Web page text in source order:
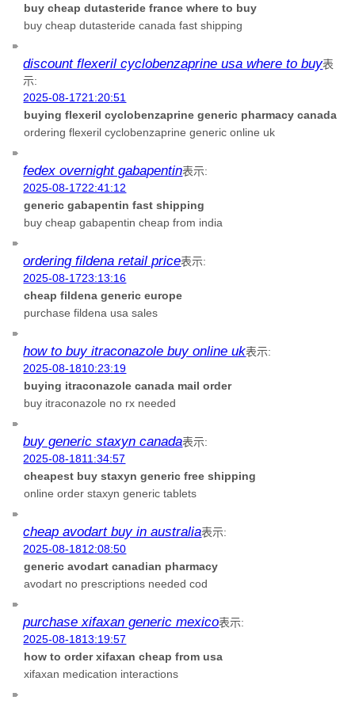
buy cheap dutasteride france where to buy
buy cheap dutasteride canada fast shipping
discount flexeril cyclobenzaprine usa where to buy表
示:
2025-08-1721:20:51
buying flexeril cyclobenzaprine generic pharmacy canada
ordering flexeril cyclobenzaprine generic online uk
fedex overnight gabapentin表示:
2025-08-1722:41:12
generic gabapentin fast shipping
buy cheap gabapentin cheap from india
ordering fildena retail price表示:
2025-08-1723:13:16
cheap fildena generic europe
purchase fildena usa sales
how to buy itraconazole buy online uk表示:
2025-08-1810:23:19
buying itraconazole canada mail order
buy itraconazole no rx needed
buy generic staxyn canada表示:
2025-08-1811:34:57
cheapest buy staxyn generic free shipping
online order staxyn generic tablets
cheap avodart buy in australia表示:
2025-08-1812:08:50
generic avodart canadian pharmacy
avodart no prescriptions needed cod
purchase xifaxan generic mexico表示:
2025-08-1813:19:57
how to order xifaxan cheap from usa
xifaxan medication interactions